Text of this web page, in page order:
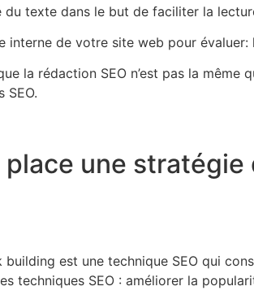
du texte dans le but de faciliter la
interne de votre site web pour
la rédaction SEO n’est pas la même
SEO.
une
building est une technique SEO qui
techniques SEO : améliorer la